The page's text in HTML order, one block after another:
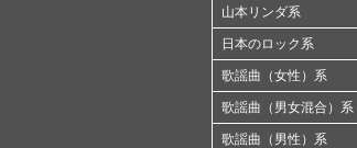
山本リンダ系
日本のロック系
歌謡曲（女性）系
歌謡曲（男女混合）系
歌謡曲（男性）系